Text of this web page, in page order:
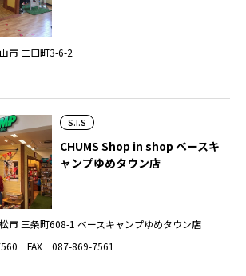
市 二口町3-6-2
S.I.S
CHUMS Shop in shop ベースキ
ャンプゆめタウン店
市 三条町608-1 ベースキャンプゆめタウン店
FAX 087-869-7561